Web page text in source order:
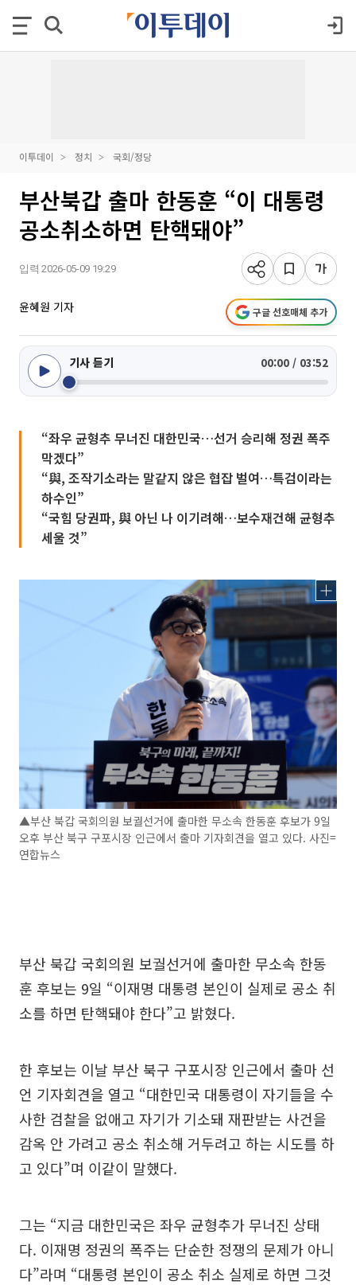
이투데이 정치 국회/정당
부산북갑 출마 한동훈 “이 대통령
공소취소하면 탄핵돼야”
입력 2026-05-09 19:29
윤혜원 기자 구글 선호매체 추가
기사 듣기 00:00 / 03:52
“좌우 균형추 무너진 대한민국…선거 승리해 정권 폭주
막겠다”
“與, 조작기소라는 말같지 않은 협잡 벌여…특검이라는
하수인”
“국힘 당권파, 與 아닌 나 이기려해…보수재건해 균형추
세울 것”
▲부산 북갑 국회의원 보궐선거에 출마한 무소속 한동훈 후보가 9일
오후 부산 북구 구포시장 인근에서 출마 기자회견을 열고 있다. 사진=
연합뉴스
부산 북갑 국회의원 보궐선거에 출마한 무소속 한동
훈 후보는 9일 “이재명 대통령 본인이 실제로 공소 취
소를 하면 탄핵돼야 한다”고 밝혔다.
한 후보는 이날 부산 북구 구포시장 인근에서 출마 선
언 기자회견을 열고 “대한민국 대통령이 자기들을 수
사한 검찰을 없애고 자기가 기소돼 재판받는 사건을
감옥 안 가려고 공소 취소해 거두려고 하는 시도를 하
고 있다”며 이같이 말했다.
그는 “지금 대한민국은 좌우 균형추가 무너진 상태
다. 이재명 정권의 폭주는 단순한 정쟁의 문제가 아니
다”라며 “대통령 본인이 공소 취소 실제로 하면 그것